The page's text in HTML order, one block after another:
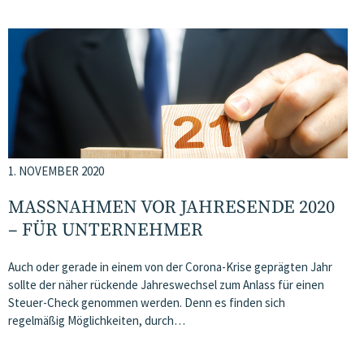
1. NOVEMBER 2020
MASSNAHMEN VOR JAHRESENDE 2020 –
FÜR UNTERNEHMER
Auch oder gerade in einem von der Corona-Krise geprägten Jahr
sollte der näher rückende Jahreswechsel zum Anlass für einen
Steuer-Check genommen werden. Denn es finden sich
regelmäßig Möglichkeiten, durch…